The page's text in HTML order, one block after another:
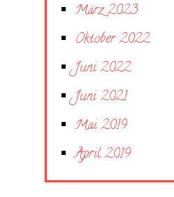
März 2023
Oktober 2022
Juni 2022
Juni 2021
Mai 2019
April 2019